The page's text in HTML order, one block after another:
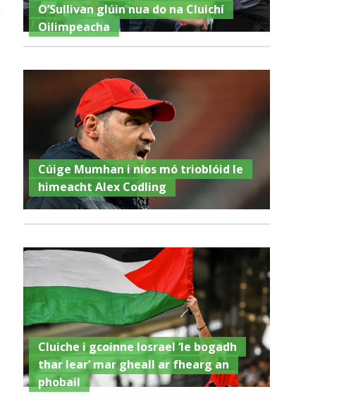
O’Sullivan glúin nua do na Cluichí
Oilimpeacha
Cúige Mumhan i níos mó trioblóid le
himeacht Alex Codling
Cluiche i gcoinne Iosrael ‘le bogadh
thar lear’ mar gheall ar fhearg an
phobail